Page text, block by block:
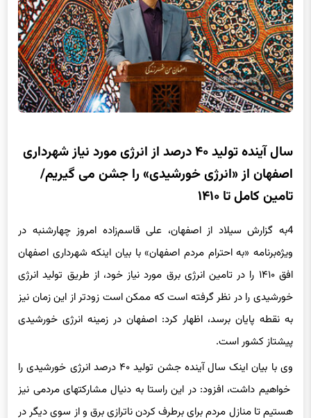
اصفهان از «انرژی خورشیدی» را جشن می گیریم/
تامین کامل تا ۱۴۱۰
ویژه‌برنامه «به احترام مردم اصفهان» با بیان اینکه شهرداری اصفهان
افق ۱۴۱۰ را در تامین انرژی برق مورد نیاز خود، از طریق تولید انرژی
خورشیدی را در نظر گرفته است که ممکن است زودتر از این زمان نیز
به نقطه پایان برسد، اظهار کرد: اصفهان در زمینه انرژی خورشیدی
پیشتاز کشور است.
خواهیم داشت، افزود: در این راستا به دنیال مشارکتهای مردمی نیز
هستیم تا منازل مردم برای برطرف کردن ناترازی برق و از سوی دیگر در
راستای تحقق پدافند غیرعامل، به پنل خورشیدی مجهز می‌شوند.